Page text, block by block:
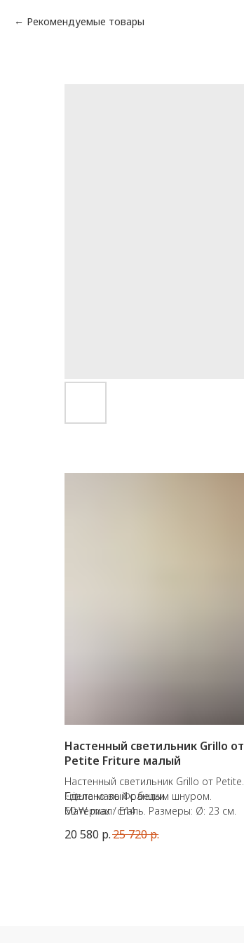
Рекомендуемые товары
Настенный светильник Grillo от
Petite Friture малый
Настенный светильник Grillo от Petite
Friture малый с белым шнуром.
Материал: сталь. Размеры: Ø: 23 см.
розовый.
Сделано во Франции.
60 W max / E14
20 580 р.25 720р.